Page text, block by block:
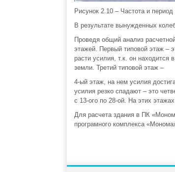
Рисунок 2.10 – Частота и период
В результате вынужденных
Проведя общий анализ
этажей. Первый типовой этаж –
расти усилия, т.к. он находится
земли. Третий типовой этаж –
4-ый этаж, на нем усилия
усилия резко спадают – это
с 13-ого по 28-ой. На этих
Для расчета здания в ПК
програмного комплекса